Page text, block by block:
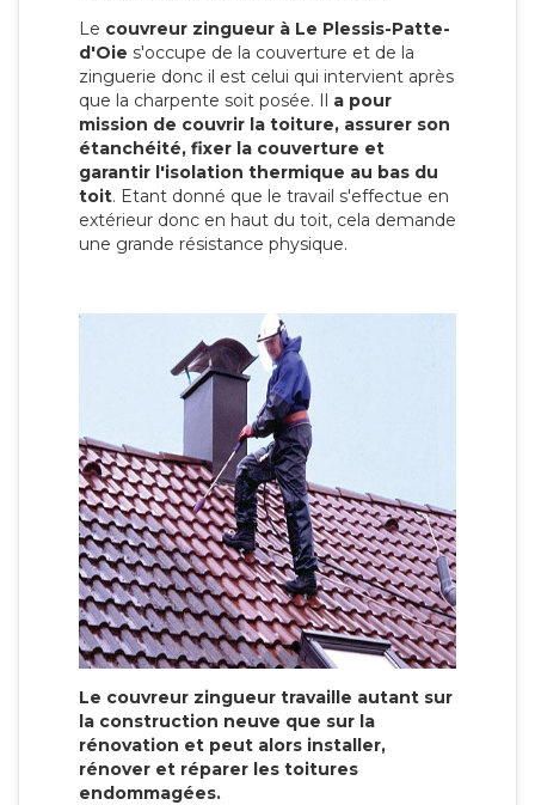
Le couvreur zingueur à Le Plessis-Patte-
d'Oie s'occupe de la couverture et de la
zinguerie donc il est celui qui intervient après
que la charpente soit posée. Il a pour
mission de couvrir la toiture, assurer son
étanchéité, fixer la couverture et
garantir l'isolation thermique au bas du
toit. Etant donné que le travail s'effectue en
extérieur donc en haut du toit, cela demande
une grande résistance physique.
Le couvreur zingueur travaille autant sur
la construction neuve que sur la
rénovation et peut alors installer,
rénover et réparer les toitures
endommagées.